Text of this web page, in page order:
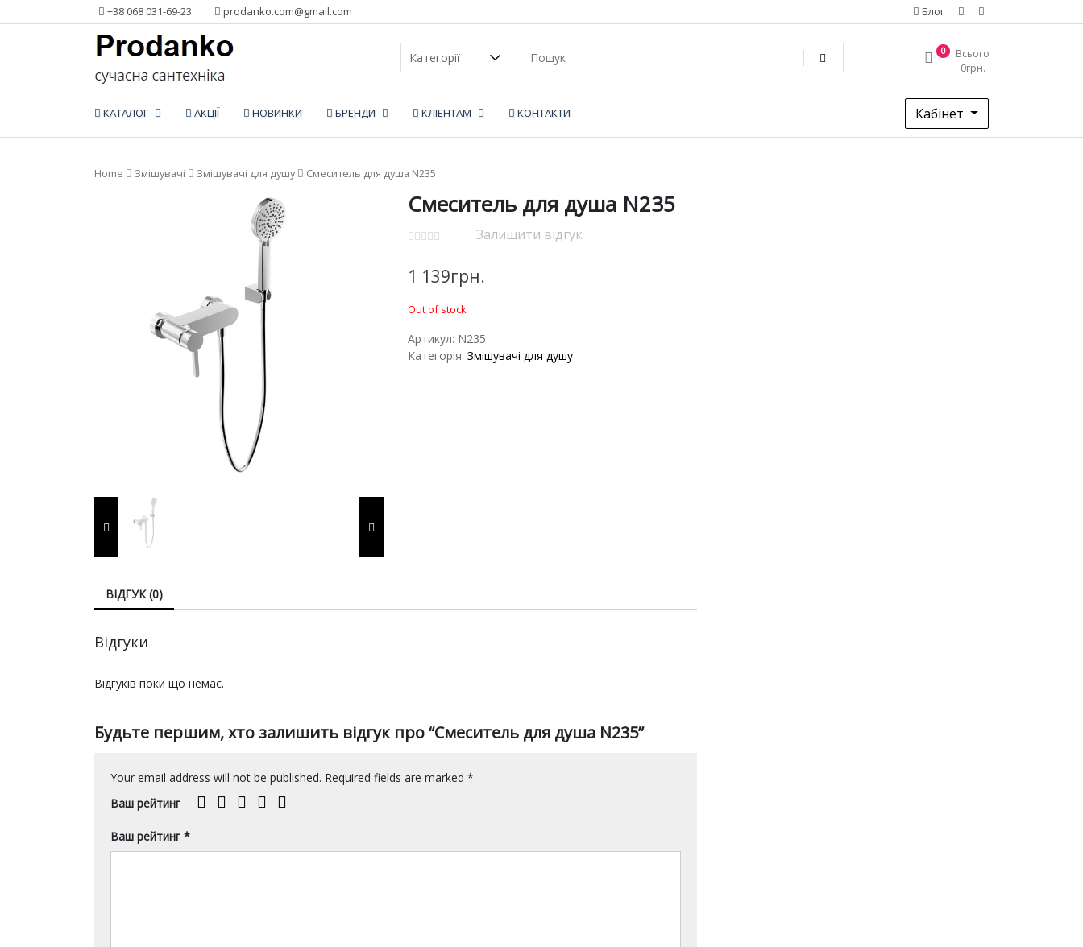
контент
+38 068 031-69-23 prodanko.com@gmail.com Блог
0
Всього
0грн.
КАТАЛОГ АКЦІЇ НОВИНКИ БРЕНДИ КЛІЕНТАМ КОНТАКТИ Кабінет
Home Змішувачі Змішувачі для душу Смеситель для душа N235
Смеситель для душа N235
Залишити відгук
1 139грн.
Out of stock
Артикул: N235
Категорія: Змішувачі для душу
ВІДГУК (0)
Відгуки
Відгуків поки що немає.
Будьте першим, хто залишить відгук про “Смеситель для душа N235”
Your email address will not be published. Required fields are marked *
Ваш рейтинг
Ваш рейтинг *